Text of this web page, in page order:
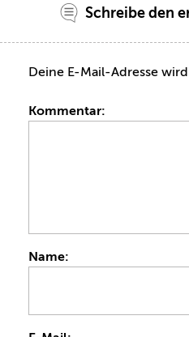
Schreibe den
Deine E-Mail-Adresse
Kommentar:
Name: